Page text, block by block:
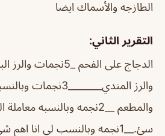
الطازجه والأسماك ايضا
التقرير الثاني:
والرز
والمطعم __2نجمه وبالنسبه